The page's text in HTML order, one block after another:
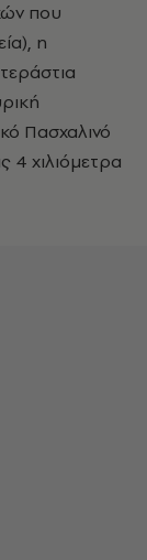
που
η
Πασχαλινό
4 χιλιόμετρα